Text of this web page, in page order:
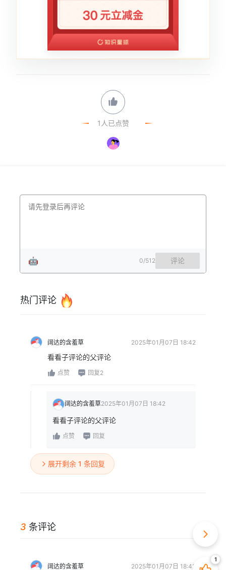
1人已点赞
🤖 0/512 评论
热门评论
阔达的含羞草 2025年01月07日 18:42
看看子评论的父评论
点赞 回复2
阔达的含羞草2025年01月07日 18:42
看看子评论的父评论
点赞 回复
展开剩余 1 条回复
3 条评论
阔达的含羞草 2025年01月07日 18:42